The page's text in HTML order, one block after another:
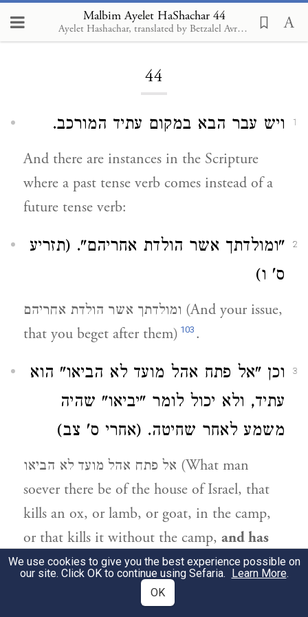
Malbim Ayelet HaShachar 44
Ayelet Hashachar, translated by Betzalel Avraham Feinstein, 2021
Loading...
44
1 ויש עבר הבא במקום עתיד המורכב.
And there are instances in the Scripture
where a past tense verb comes instead of a
future tense verb:
2
"ומולדתך אשר הולדת אחריהם". (תזריע
ס' ו)
ומולדתך אשר הולדת אחריהם (And your issue,
that you beget after them) 103 .
3
וכן "אל פתח אהל מועד לא הביאו" הוא
עתיד, ולא יכול לומר "יביאו" שהיה
משמע לאחר שחיטה. (אחרי ס' צב)
אל פתח אהל מועד לא הביאו (What man
soever there be of the house of Israel, that
kills an ox, or lamb, or goat, in the camp,
or that kills it without the camp, and has
not brought it to the door of the tent of
, to present it as an offering unto
the LORD before the tabernacle of the
We use cookies to give you the best experience possible on
our site. Click OK to continue using Sefaria. Learn More.
OK